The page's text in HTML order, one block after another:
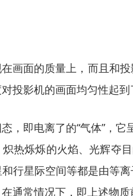
画面的质量上，而且和
投影机的画面均匀性起到
，即电离了的“气体”，
热烁烁的火焰、光辉夺
行星际空间等都是由等
通常情况下，即上述物